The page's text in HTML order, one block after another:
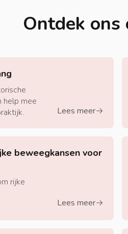
Ontdek ons
help mee
Lees meerarrow-right
beweegkansen voor
rijke
Lees meerarrow-right